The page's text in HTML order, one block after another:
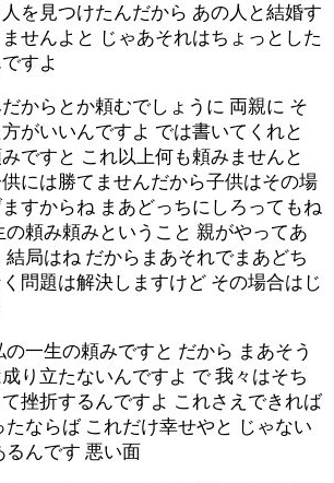
を見つけたんだから あの人と結婚す
せんよと じゃあそれはちょっとした
すよ
からとか頼むでしょうに 両親に そ
がいいんですよ では書いてくれと
ですと これ以上何も頼みませんと
には勝てませんだから子供はその場
すからね まあどっちにしろってもね
頼み頼みということ 親がやってあ
局はね だからまあそれでまあどち
問題は解決しますけど その場合はじ
一生の頼みですと だから まあそう
り立たないんですよ で 我々はそち
挫折するんですよ これさえできれば
たならば これだけ幸せやと じゃない
るんです 悪い面